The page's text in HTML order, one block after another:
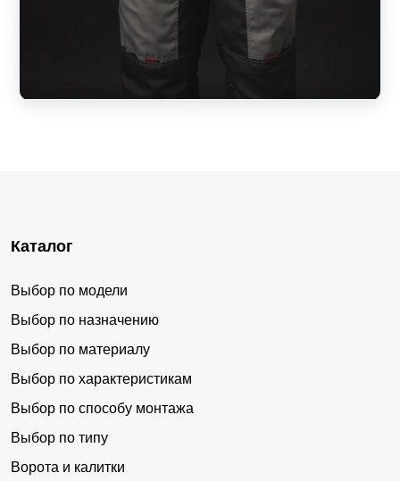
Каталог
Выбор по модели
Выбор по назначению
Выбор по материалу
Выбор по характеристикам
Выбор по способу монтажа
Выбор по типу
Ворота и калитки